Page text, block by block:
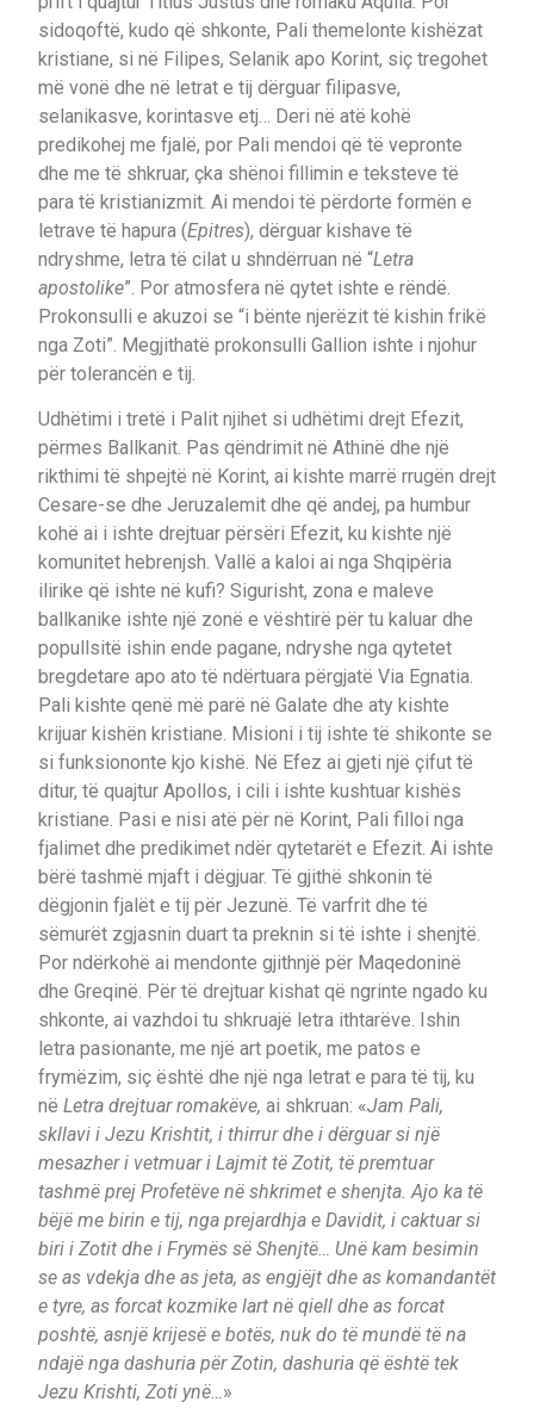
sidoqoftë, kudo që shkonte, Pali themelonte kishëzat
kristiane, si në Filipes, Selanik apo Korint, siç tregohet
më vonë dhe në letrat e tij dërguar filipasve,
selanikasve, korintasve etj… Deri në atë kohë
predikohej me fjalë, por Pali mendoi që të vepronte
dhe me të shkruar, çka shënoi fillimin e teksteve të
para të kristianizmit. Ai mendoi të përdorte formën e
letrave të hapura (Epitres), dërguar kishave të
ndryshme, letra të cilat u shndërruan në “Letra
apostolike”. Por atmosfera në qytet ishte e rëndë.
Prokonsulli e akuzoi se “i bënte njerëzit të kishin frikë
nga Zoti”. Megjithatë prokonsulli Gallion ishte i njohur
për tolerancën e tij.
Udhëtimi i tretë i Palit njihet si udhëtimi drejt Efezit,
përmes Ballkanit. Pas qëndrimit në Athinë dhe një
rikthimi të shpejtë në Korint, ai kishte marrë rrugën drejt
Cesare-se dhe Jeruzalemit dhe që andej, pa humbur
kohë ai i ishte drejtuar përsëri Efezit, ku kishte një
komunitet hebrenjsh. Vallë a kaloi ai nga Shqipëria
ilirike që ishte në kufi? Sigurisht, zona e maleve
ballkanike ishte një zonë e vështirë për tu kaluar dhe
popullsitë ishin ende pagane, ndryshe nga qytetet
bregdetare apo ato të ndërtuara përgjatë Via Egnatia.
Pali kishte qenë më parë në Galate dhe aty kishte
krijuar kishën kristiane. Misioni i tij ishte të shikonte se
si funksiononte kjo kishë. Në Efez ai gjeti një çifut të
ditur, të quajtur Apollos, i cili i ishte kushtuar kishës
kristiane. Pasi e nisi atë për në Korint, Pali filloi nga
fjalimet dhe predikimet ndër qytetarët e Efezit. Ai ishte
bërë tashmë mjaft i dëgjuar. Të gjithë shkonin të
dëgjonin fjalët e tij për Jezunë. Të varfrit dhe të
sëmurët zgjasnin duart ta preknin si të ishte i shenjtë.
Por ndërkohë ai mendonte gjithnjë për Maqedoninë
dhe Greqinë. Për të drejtuar kishat që ngrinte ngado ku
shkonte, ai vazhdoi tu shkruajë letra ithtarëve. Ishin
letra pasionante, me një art poetik, me patos e
frymëzim, siç është dhe një nga letrat e para të tij, ku
në Letra drejtuar romakëve, ai shkruan: «Jam Pali,
skllavi i Jezu Krishtit, i thirrur dhe i dërguar si një
mesazher i vetmuar i Lajmit të Zotit, të premtuar
tashmë prej Profetëve në shkrimet e shenjta. Ajo ka të
bëjë me birin e tij, nga prejardhja e Davidit, i caktuar si
biri i Zotit dhe i Frymës së Shenjtë… Unë kam besimin
se as vdekja dhe as jeta, as engjëjt dhe as komandantët
e tyre, as forcat kozmike lart në qiell dhe as forcat
poshtë, asnjë krijesë e botës, nuk do të mundë të na
ndajë nga dashuria për Zotin, dashuria që është tek
Jezu Krishti, Zoti ynë…»